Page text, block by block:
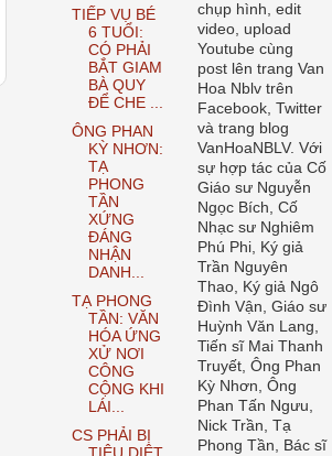
TIẾP VỤ BÉ
6 TUỔI:
CÓ PHẢI
BẮT GIAM
BÀ QUY
ĐỂ CHE ...
ÔNG PHAN
KỲ NHƠN:
TẠ
PHONG
TẦN
XỨNG
ĐÁNG
NHẬN
DANH...
TẠ PHONG
TẦN: VĂN
HÓA ỨNG
XỬ NƠI
CÔNG
CỘNG KHI
LÁI...
CS PHẢI BỊ
chụp hình, edit
video, upload
Youtube cùng
post lên trang Van
Hoa Nblv trên
Facebook, Twitter
và trang blog
VanHoaNBLV. Với
sự hợp tác của Cố
Giáo sư Nguyễn
Ngọc Bích, Cố
Nhạc sư Nghiêm
Phú Phi, Ký giả
Trần Nguyên
Thao, Ký giả Ngô
Đình Vận, Giáo sư
Huỳnh Văn Lang,
Tiến sĩ Mai Thanh
Truyết, Ông Phan
Kỳ Nhơn, Ông
Phan Tấn Ngưu,
Nick Trần, Tạ
Phong Tần, Bác sĩ